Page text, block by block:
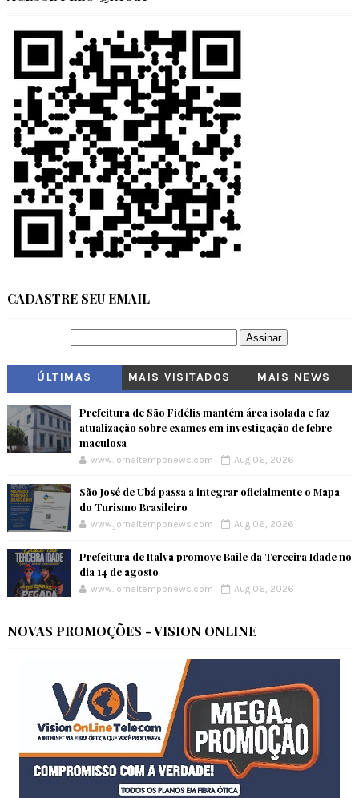
CADASTRE SEU EMAIL
ÚLTIMAS MAIS VISITADOS MAIS NEWS
Prefeitura de São Fidélis mantém área isolada e faz
atualização sobre exames em investigação de febre
maculosa
www.jornaltemponews.com Aug 06, 2026
São José de Ubá passa a integrar oficialmente o Mapa
do Turismo Brasileiro
www.jornaltemponews.com Aug 06, 2026
Prefeitura de Italva promove Baile da Terceira Idade no
dia 14 de agosto
www.jornaltemponews.com Aug 06, 2026
NOVAS PROMOÇÕES - VISION ONLINE